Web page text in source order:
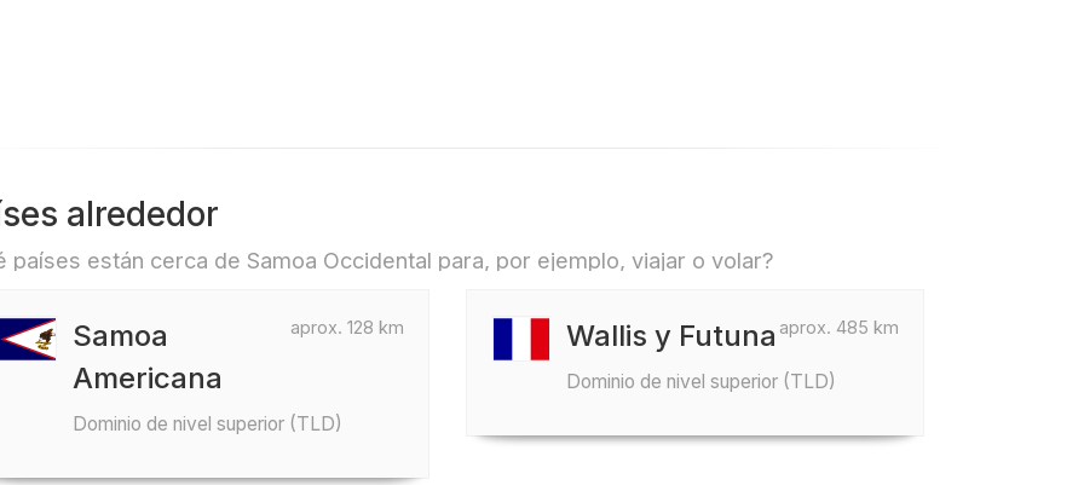
alrededor
países están cerca de Samoa Occidental para, por ejemplo, viajar o volar?
aprox. 128 km
Samoa
Americana
Dominio de nivel superior (TLD)
aprox. 485 km
Wallis y Futuna
Dominio de nivel superior (TLD)